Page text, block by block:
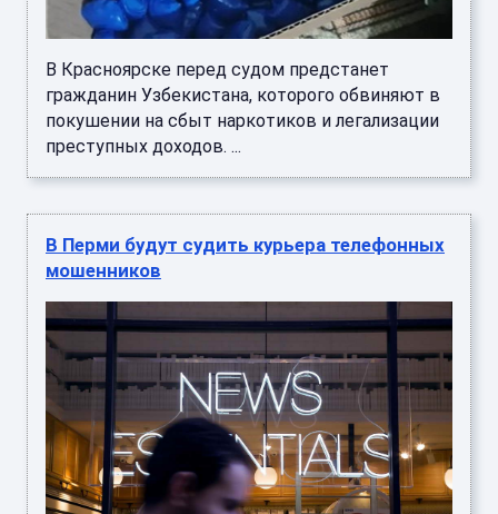
В Красноярске перед судом предстанет
гражданин Узбекистана, которого обвиняют в
покушении на сбыт наркотиков и легализации
преступных доходов. ...
В Перми будут судить курьера телефонных
мошенников